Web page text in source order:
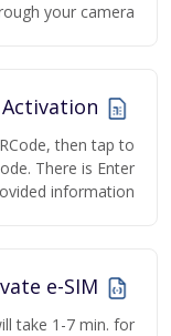
your camera.
then tap to
There is Enter
information.
take 1-7 min. for